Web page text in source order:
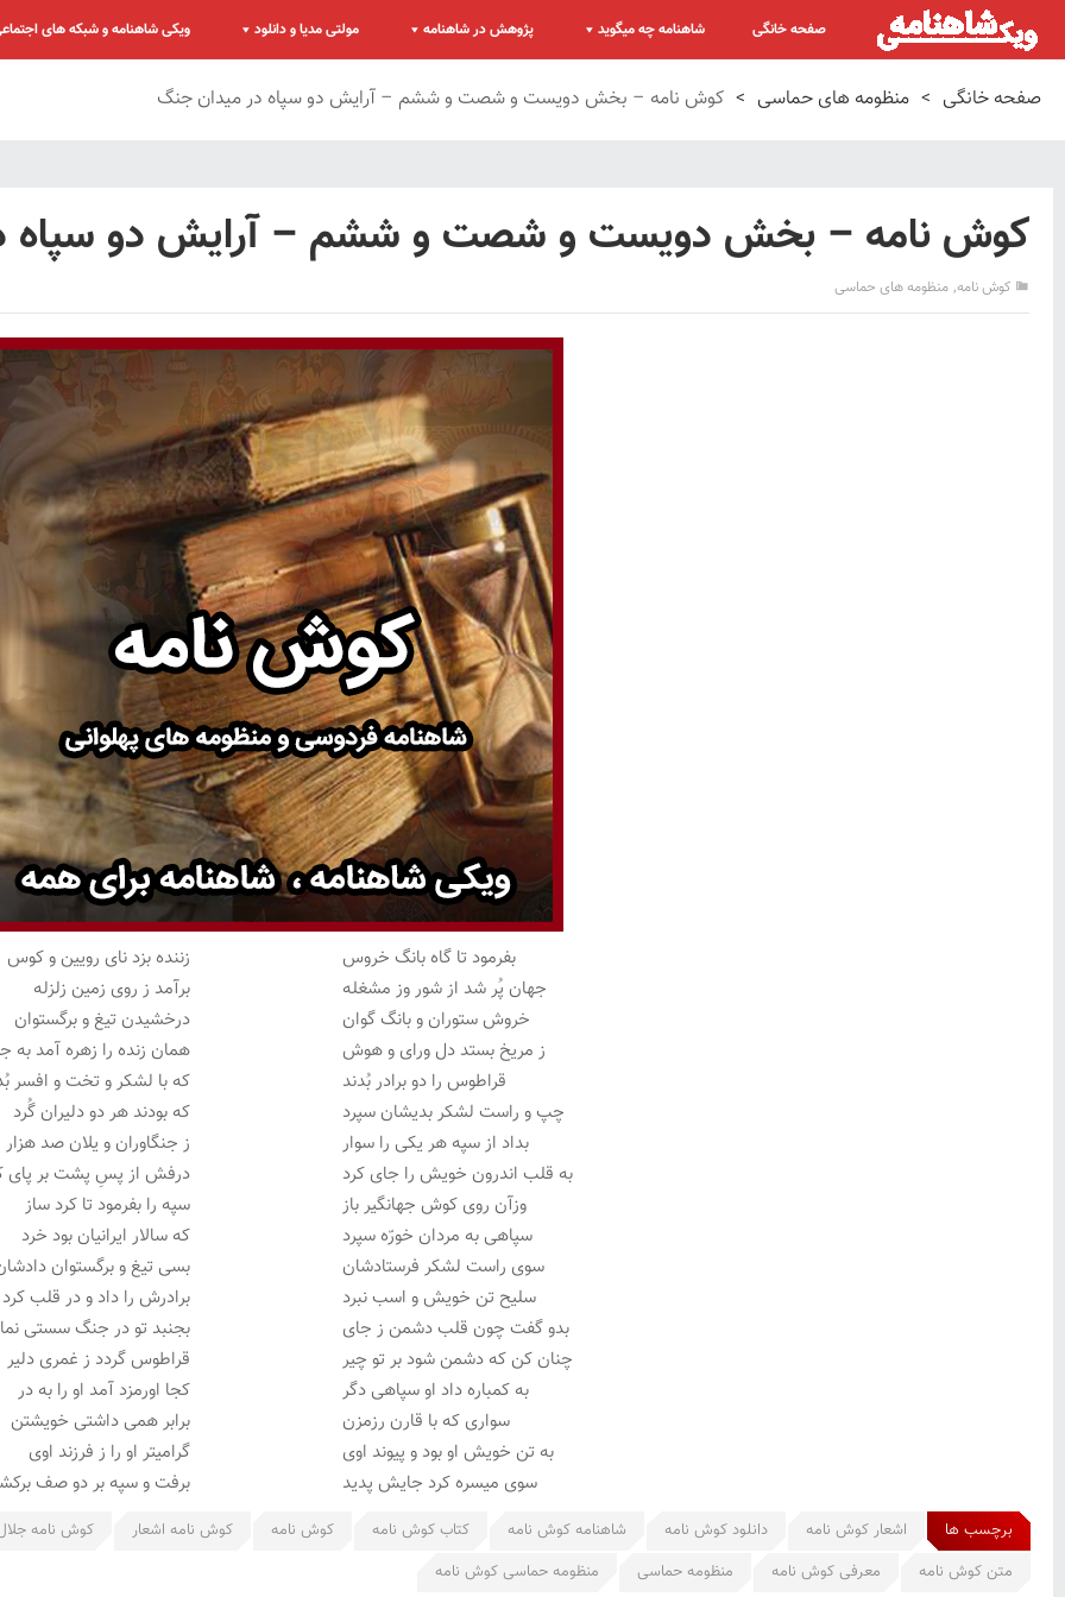
صفحه خانگی شاهنامه چه میگوید پژوهش در شاهنامه مولتی مدیا و دانلود ویکی شاهنامه و شبکه های
صفحه خانگی > منظومه های حماسی > کوش نامه – بخش دویست و شصت و ششم – آرایش دو سپاه در میدان جنگ
کوش نامه – بخش دویست و شصت و ششم – آرایش دو سپاه
کوش نامه, منظومه های حماسی
بفرمود تا گاه بانگ خروس
زننده بزد نای رویین و کوس
جهان پُر شد از شور وز مشغله
برآمد ز روی زمین زلزله
خروش ستوران و بانگ گوان
درخشیدن تیغ و برگستوان
ز مریخ بستد دل ورای و هوش
همان زنده را زهره آمد
قراطوس را دو برادر بُدند
که با لشکر و تخت و افسر
چپ و راست لشکر بدیشان سپرد
که بودند هر دو دلیران گُرد
بداد از سپه هر یکی را سوار
ز جنگاوران و یلان صد هزار
به قلب اندرون خویش را جای کرد
درفش از پسِ پشت بر پای
وزآن روی کوش جهانگیر باز
سپه را بفرمود تا کرد ساز
سپاهی به مردان خورّه سپرد
که سالار ایرانیان بود خرد
سوی راست لشکر فرستادشان
بسی تیغ و برگستوان
سلیح تن خویش و اسب نبرد
برادرش را داد و در قلب کرد
بدو گفت چون قلب دشمن ز جای
بجنبد تو در جنگ سستی
چنان کن که دشمن شود بر تو چیر
قراطوس گردد ز غمری دلیر
به کمباره داد او سپاهی دگر
کجا اورمزد آمد او را به در
سواری که با قارن رزمزن
برابر همی داشتی خویشتن
به تن خویش او بود و پیوند اوی
گرامیتر او را ز فرزند اوی
سوی میسره کرد جایش پدید
برفت و سپه بر دو صف
برچسب ها اشعار کوش نامه دانلود کوش نامه شاهنامه کوش نامه کتاب کوش نامه کوش نامه کوش نامه اشعار
کوش نامه
متن کوش نامه
معرفی کوش نامه منظومه حماسی منظومه حماسی کوش نامه